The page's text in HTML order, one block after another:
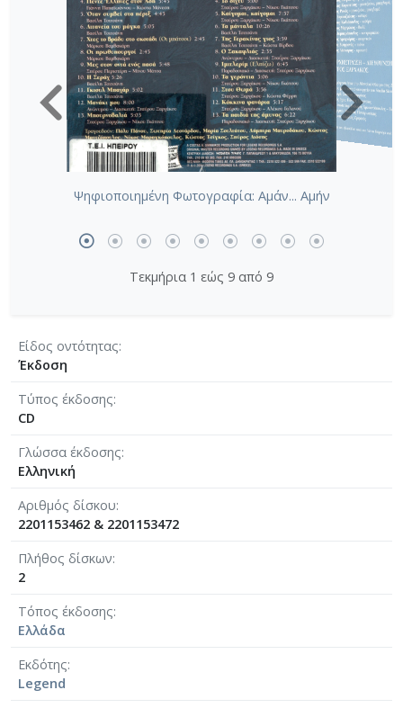
Ψηφιοποιημένη Φωτογραφία: Αμάν... Αμήν
Τεκμήρια 1 εώς 9 από 9
Είδος οντότητας
Έκδοση
Τύπος έκδοσης
CD
Γλώσσα έκδοσης
Ελληνική
Αριθμός δίσκου
2201153462 & 2201153472
Πλήθος δίσκων
2
Τόπος έκδοσης
Ελλάδα
Εκδότης
Legend